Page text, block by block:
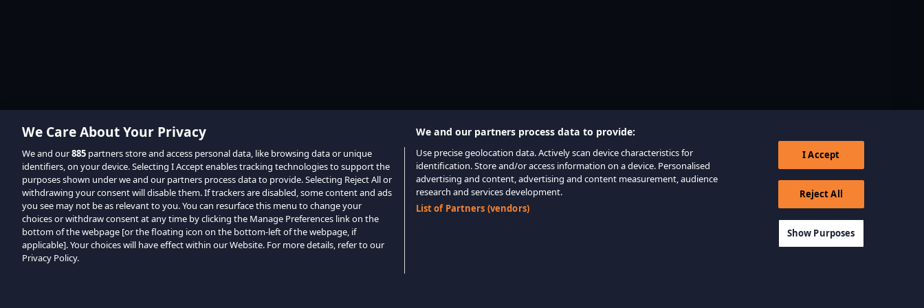
We Care About Your Privacy
We and our885 partners store and access personal data, like browsing data or unique
identifiers, on your device. Selecting I Accept enables tracking technologies to support the
purposes shown under we and our partners process data to provide. Selecting Reject All or
withdrawing your consent will disable them. If trackers are disabled, some content and ads
you see may not be as relevant to you. You can resurface this menu to change your
choices or withdraw consent at any time by clicking the Manage Preferences link on the
bottom of the webpage [or the floating icon on the bottom-left of the webpage, if
applicable]. Your choices will have effect within our Website. For more details, refer to our
Privacy Policy.
We and our partners process data to provide:
Use precise geolocation data. Actively scan device characteristics for
identification. Store and/or access information on a device. Personalised
advertising and content, advertising and content measurement, audience
research and services development.
List of Partners (vendors)
I Accept
Reject All
Show Purposes